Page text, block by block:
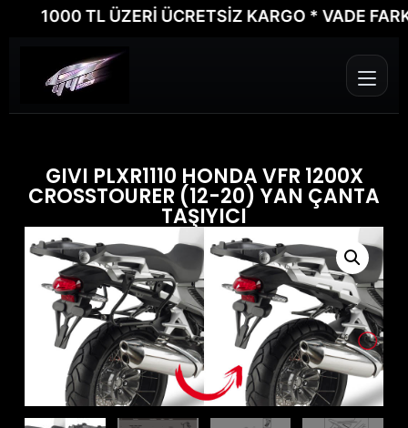
1000 TL ÜZERİ ÜCRETSİZ KARGO * VADE
GIVI PLXR1110 HONDA VFR 1200X
CROSSTOURER (12-20) YAN ÇANTA
TAŞIYICI